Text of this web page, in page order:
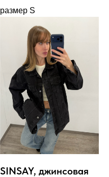
размер S
SINSAY, джинсовая